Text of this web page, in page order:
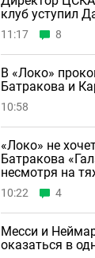
клуб уступил
11:17 8
В «Локо»
Батракова и
10:58
«Локо» не
Батракова
несмотря на
положение
10:22 4
Месси и
оказаться в